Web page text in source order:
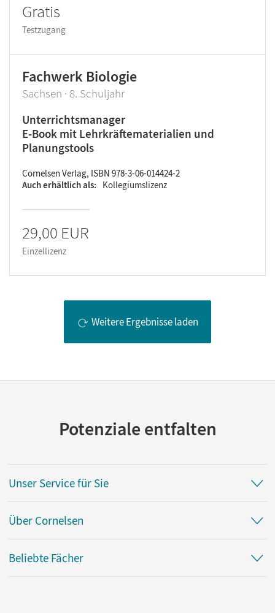
Gratis
Testzugang
Fachwerk Biologie
Sachsen · 8. Schuljahr
Unterrichtsmanager
E-Book mit Lehrkräftematerialien und
Planungstools
Cornelsen Verlag, ISBN 978-3-06-014424-2
Auch erhältlich als
Kollegiumslizenz
29,00 EUR
Einzellizenz
Weitere Ergebnisse laden
Potenziale entfalten
Unser Service für Sie
Über Cornelsen
Beliebte Fächer